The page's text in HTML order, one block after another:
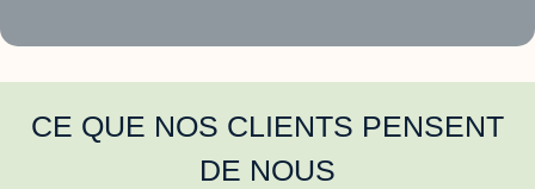
CE QUE NOS CLIENTS PENSENT
DE NOUS